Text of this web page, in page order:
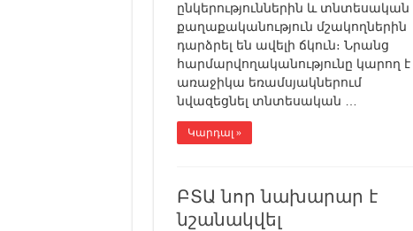
ընկերություններին և տնտեսական
քաղաքականություն մշակողներին
դարձրել են ավելի ճկուն։ Նրանց
հարմարվողականությունը կարող է
առաջիկա եռամսյակներում
նվազեցնել տնտեսական …
Կարդալ »
ԲՏԱ նոր նախարար է
նշանակվել